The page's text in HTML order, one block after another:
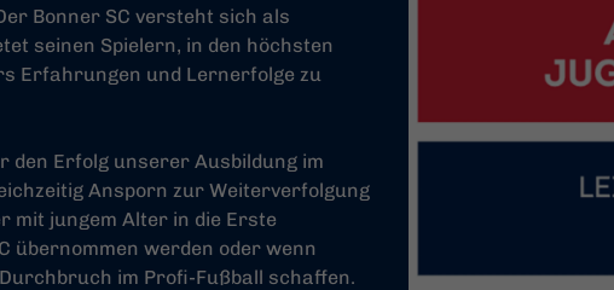
Bonner SC versteht sich als
seinen Spielern, in den höchsten
Erfahrungen und Lernerfolge zu
den Erfolg unserer Ausbildung im
Ansporn zur Weiterverfolgung
mit jungem Alter in die Erste
übernommen werden oder wenn
im Profi-Fußball schaffen.